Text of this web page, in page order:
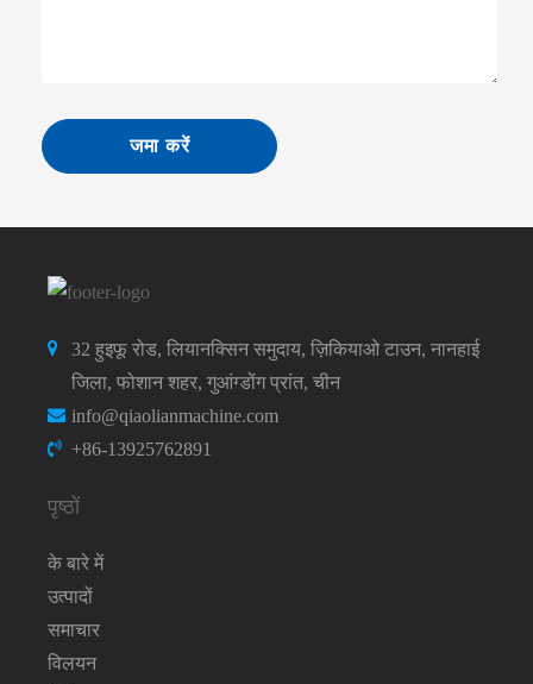
जमा करें
32 हुइफू रोड, लियानक्सिन समुदाय, ज़िकियाओ टाउन, नानहाई
जिला, फोशान शहर, गुआंग्डोंग प्रांत, चीन
info@qiaolianmachine.com
+86-13925762891
पृष्ठों
के बारे में
उत्पादों
समाचार
विलयन